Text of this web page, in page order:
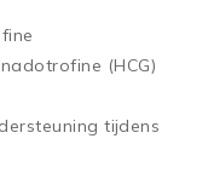
(HCG)
tijdens